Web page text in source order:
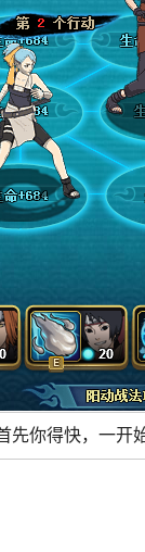
你得快，一开